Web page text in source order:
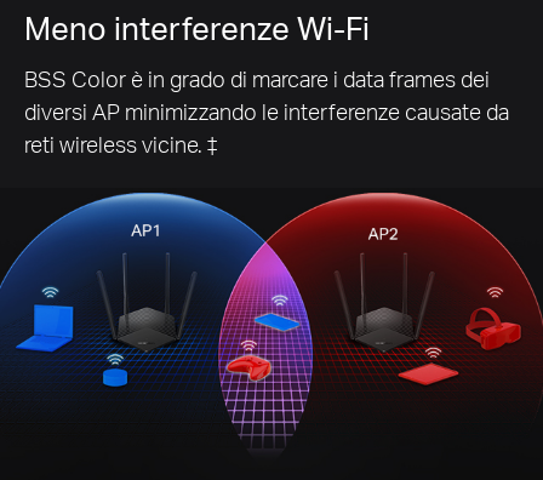
Meno interferenze Wi-Fi
BSS Color è in grado di marcare i data frames dei
diversi AP minimizzando le interferenze causate da
reti wireless vicine. ‡